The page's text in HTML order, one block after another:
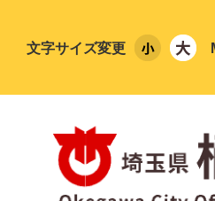
文字サイズ変更